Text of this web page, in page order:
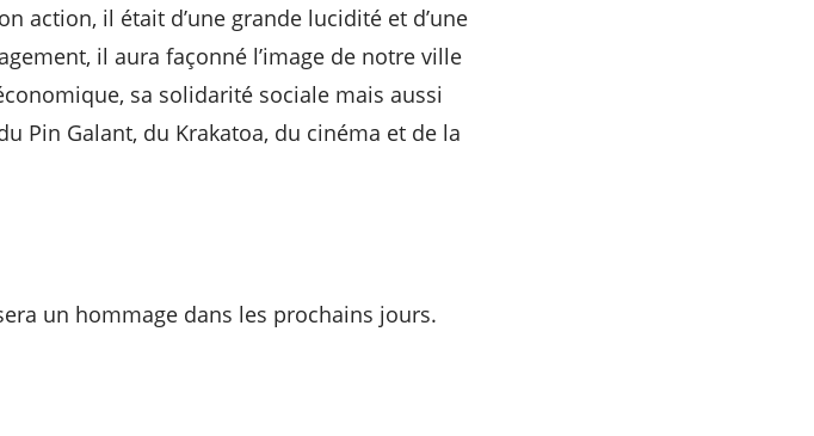
action, il était d’une grande lucidité et d’une
il aura façonné l’image de notre ville
sa solidarité sociale mais aussi
Pin Galant, du Krakatoa, du cinéma et de la
un hommage dans les prochains jours.